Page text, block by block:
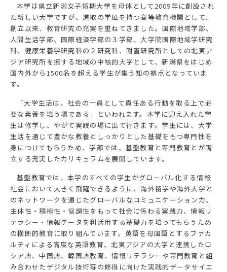
本学は県立新潟女子短期大学を母体として2009年に創設され
た新しい大学ですが、進取の学風を持つ高等教育機関として、
創立以来、教育研究の充実を重ねてきました。国際地域学部、
人間生活学部、国際経済学部の３学部、大学院国際地域学研究
科、健康栄養学研究科の２研究科、附置研究所としての北東ア
ジア研究所を擁する地域の中核的大学として、新潟県をはじめ
国内外から1500名を超える学生が集う知の拠点となっていま
す。
「大学生活は、社会の一員として責任ある行動を取る上で必
要な素養を培う場である」といわれます。本学に迎え入れた学
生は修学し、やがて実践の場に出て行きます。学生には、大学
生活を通じて豊かな教養としっかりとした基礎をもつ専門性を
身につけてもらうため、学部では、基盤教育と専門教育とが両
立する充実したカリキュラムを展開しています。
基盤教育では、本学のすべての学生がグローバル化する情報
社会において大きく飛躍できるように、海外留学や海外大学と
のネットワークを通じたグローバルなコミュニケーション力、
主体性・積極性・協調性をもって社会に係わる実践力、情報リ
テラシー・情報データを利活用する基礎力を培ってもらうため
の横断的教育に取り組んでいます。英語を母国語とするファカ
ルティによる高度な英語教育、北東アジアの大学と連携したロ
シア語、中国語、韓国語教育、情報リテラシーや専門教育と組
み合わせたデジタル技術等の修得に向けた実践的データサイエ